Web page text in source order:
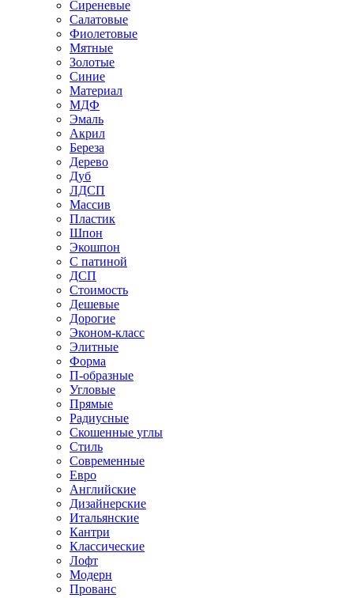
Сиреневые
Салатовые
Фиолетовые
Мятные
Золотые
Синие
Материал
МДФ
Эмаль
Акрил
Береза
Дерево
Дуб
ЛДСП
Массив
Пластик
Шпон
Экошпон
С патиной
ДСП
Стоимость
Дешевые
Дорогие
Эконом-класс
Элитные
Форма
П-образные
Угловые
Прямые
Радиусные
Скошенные углы
Стиль
Современные
Евро
Английские
Дизайнерские
Итальянские
Кантри
Классические
Лофт
Модерн
Прованс